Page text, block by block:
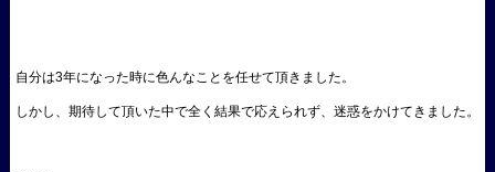
自分は3年になった時に色んなことを任せて頂きました。
しかし、期待して頂いた中で全く結果で応えられず、迷惑をかけてきました。